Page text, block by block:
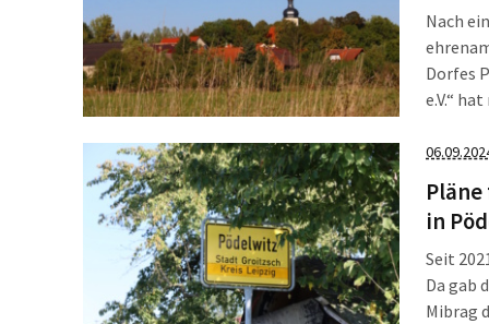
Nach
Dorfes
e.V.“
[…]
in
Seit
Da gab
Mibrag